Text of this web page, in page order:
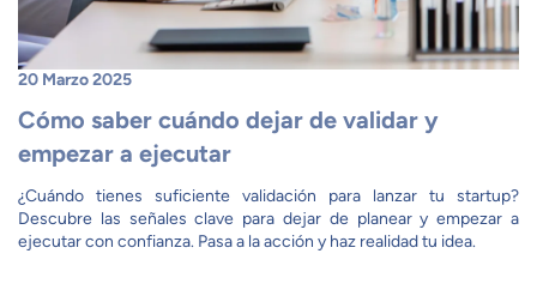
Cómo saber cuándo dejar de validar y
empezar a ejecutar
20 Marzo 2025
¿Cuándo tienes suficiente validación para lanzar tu startup?
Descubre las señales clave para dejar de planear y empezar a
ejecutar con confianza. Pasa a la acción y haz realidad tu idea.